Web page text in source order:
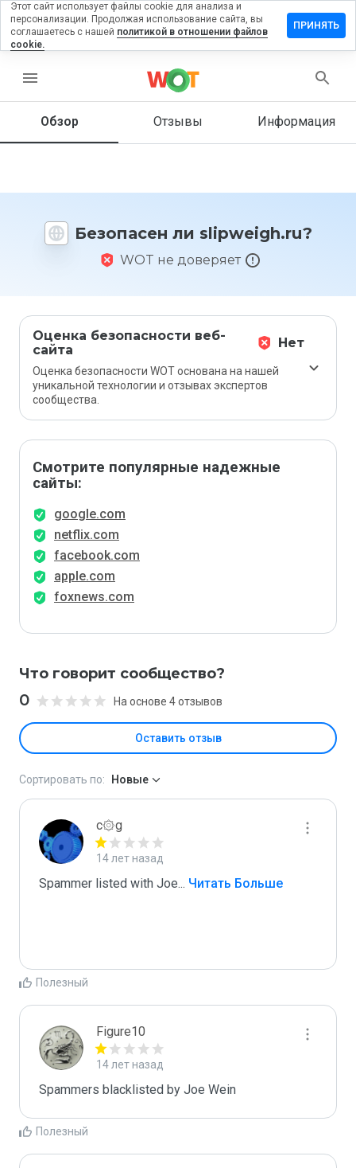
menu
Обзор Отзывы Информация
Безопасен ли slipweigh.ru?
WOT не доверяет
Оценка безопасности веб-
сайта
Нет
Оценка безопасности WOT основана на нашей
уникальной технологии и отзывах экспертов
сообщества.
Смотрите популярные надежные
сайты:
google.com
netflix.com
facebook.com
apple.com
foxnews.com
Что говорит сообщество?
0 На основе 4 отзывов
Оставить отзыв
на
Как бы
этот
1 до 5?
Сортировать по: Новые
c۞g
14 лет назад
Spammer listed with Joe... Читать Больше
Полезный
Figure10
14 лет назад
Spammers blacklisted by Joe Wein
Полезный
Этот сайт использует файлы cookie для анализа и
персонализации. Продолжая использование сайта, вы
соглашаетесь с нашей политикой в отношении файлов
cookie.
ПРИНЯТЬ